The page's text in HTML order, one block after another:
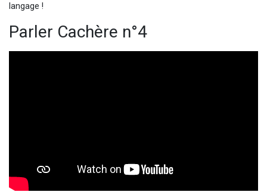
langage !
Parler Cachère n°4